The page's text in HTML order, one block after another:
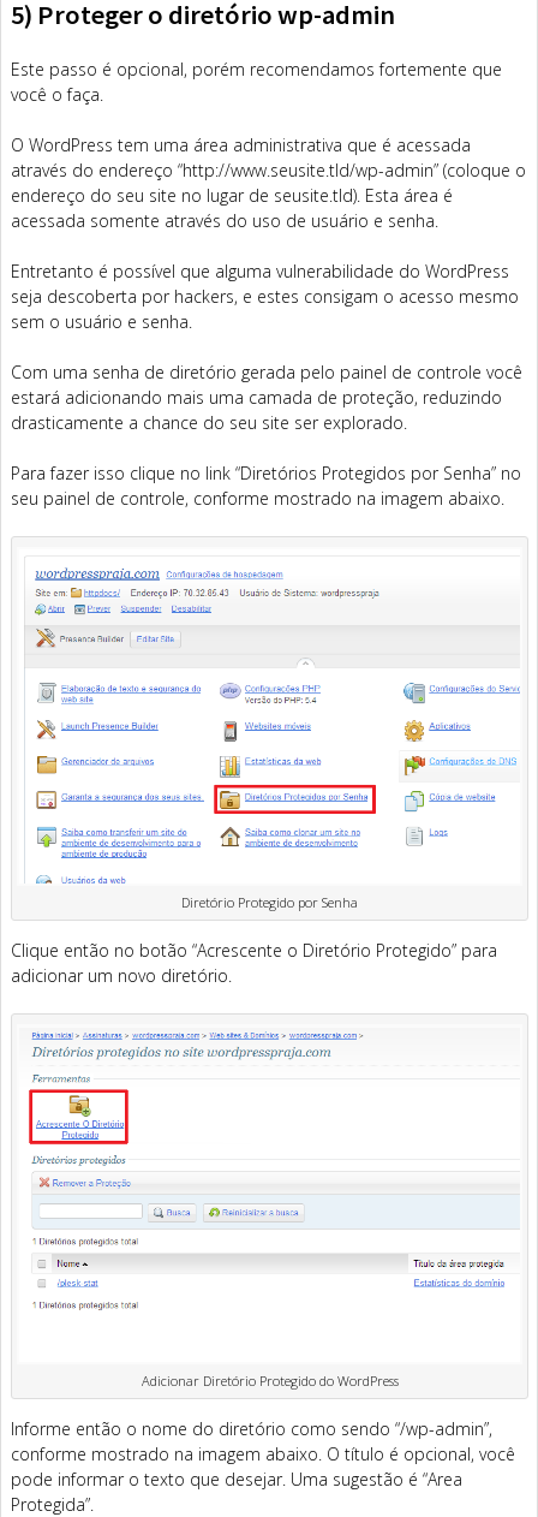
5) Proteger o diretório wp-admin
Este passo é opcional, porém recomendamos fortemente que
você o faça.
O WordPress tem uma área administrativa que é acessada
através do endereço “http://www.seusite.tld/wp-admin” (coloque o
endereço do seu site no lugar de seusite.tld). Esta área é
acessada somente através do uso de usuário e senha.
Entretanto é possível que alguma vulnerabilidade do WordPress
seja descoberta por hackers, e estes consigam o acesso mesmo
sem o usuário e senha.
Com uma senha de diretório gerada pelo painel de controle você
estará adicionando mais uma camada de proteção, reduzindo
drasticamente a chance do seu site ser explorado.
Para fazer isso clique no link “Diretórios Protegidos por Senha” no
seu painel de controle, conforme mostrado na imagem abaixo.
Diretório Protegido por Senha
Clique então no botão “Acrescente o Diretório Protegido” para
adicionar um novo diretório.
Adicionar Diretório Protegido do WordPress
Informe então o nome do diretório como sendo “/wp-admin”,
conforme mostrado na imagem abaixo. O título é opcional, você
pode informar o texto que desejar. Uma sugestão é “Area
Protegida”.